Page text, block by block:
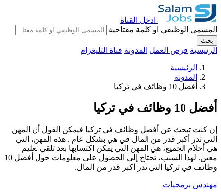
ادخل القناة
المسمى الوظيفي او كلمة مفتاحية
بحث
الرئيسية فرص العمل المدونة قناة التليغرام
الرئيسية
المدونة
أفضل 10 وظائف في تركيا
أفضل 10 وظائف في تركيا
إن كنت تبحث عن أفضل وظائف في تركيا فيمكن القول أن المهن
التي تدر أكبر قدر من المال في هي بشكل عام . هذه المهن، التي
هي أحلام الجميع، هي المهن التي يمكن اكتسابها بعد تلقي تعليم
معين. لهذا السبب، تحتاج إلى الحصول على معلومات حول أفضل 10
وظائف في تركيا التي تدر أكبر قدر من المال.
مهندس برمجيات